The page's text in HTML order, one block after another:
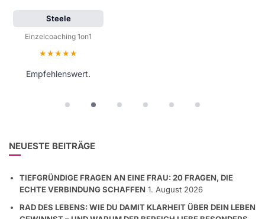
Steele
Einzelcoaching 1on1
Bewertung: 5 von 5 Sternen
Empfehlenswert.
NEUESTE BEITRÄGE
TIEFGRÜNDIGE FRAGEN AN EINE FRAU: 20 FRAGEN, DIE
ECHTE VERBINDUNG SCHAFFEN 1. August 2026
RAD DES LEBENS: WIE DU DAMIT KLARHEIT ÜBER DEIN LEBEN